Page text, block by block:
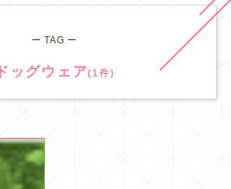
ー TAG ー
ドッグウェア(1件)